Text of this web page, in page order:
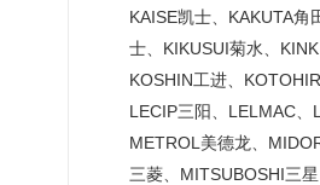
KAISE凯士、KAKUTA
士、KIKUSUI菊水、
KOSHIN工进、
LECIP三阳、LELMAC
METROL美德龙、
三菱、MITSUBOSHI三